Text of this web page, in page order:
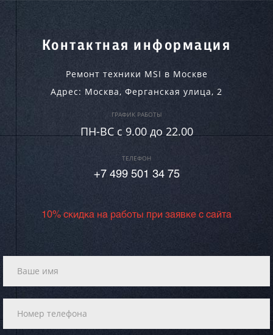
Контактная информация
Ремонт техники MSI в Москве
Адрес: Москва, Ферганская улица, 2
ГРАФИК РАБОТЫ
ПН-ВC c 9.00 до 22.00
ТЕЛЕФОН
+7 499 501 34 75
10% скидка на работы при заявке с сайта